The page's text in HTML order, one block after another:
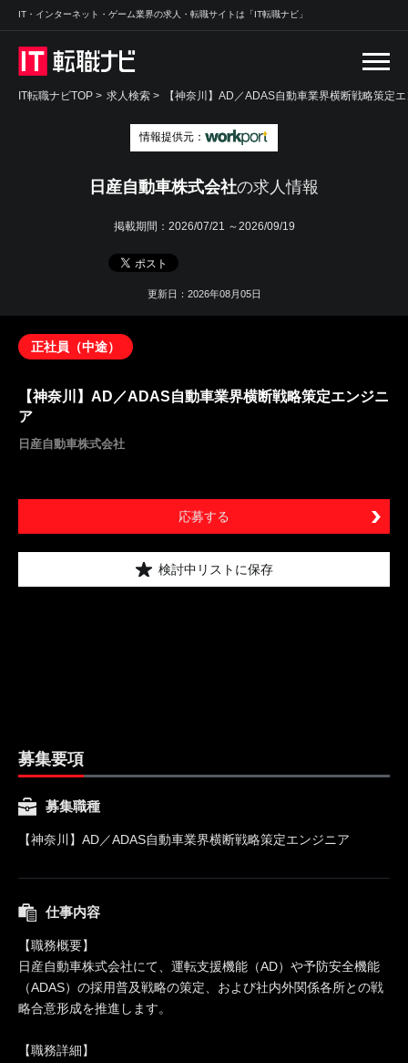
IT・インターネット・ゲーム業界の求人・転職サイトは「IT転職ナビ」
IT転職ナビTOP > 求人検索 > 【神奈川】AD／ADAS自動車業界横断戦略策定
情報提供元：
日産自動車株式会社の求人情報
掲載期間： 2026/07/21 ～2026/09/19
更新日：2026年08月05日
正社員（中途）
【神奈川】AD／ADAS自動車業界横断戦略策定エンジニ
ア
日産自動車株式会社
応募する
検討中リストに保存
募集要項
募集職種
【神奈川】AD／ADAS自動車業界横断戦略策定エンジニア
仕事内容
【職務概要】
日産自動車株式会社にて、運転支援機能（AD）や予防安全機能
（ADAS）の採用普及戦略の策定、および社内外関係各所との戦
略合意形成を推進します。
【職務詳細】